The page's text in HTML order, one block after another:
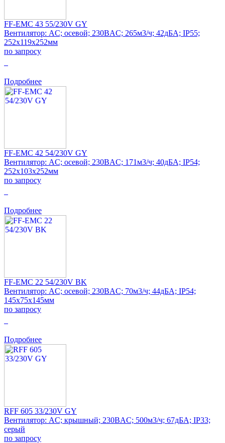
FF-EMC 43 55/230V GY
Вентилятор: AC; осевой; 230ВAC; 265м3/ч; 42дБА; IP55;
252x119x252мм
по запросу
Подробнее
FF-EMC 42 54/230V GY
Вентилятор: AC; осевой; 230ВAC; 171м3/ч; 40дБА; IP54;
252x103x252мм
по запросу
Подробнее
FF-EMC 22 54/230V BK
Вентилятор: AC; осевой; 230ВAC; 70м3/ч; 44дБА; IP54;
145x75x145мм
по запросу
Подробнее
RFF 605 33/230V GY
Вентилятор: AC; крышный; 230ВAC; 500м3/ч; 67дБА; IP33;
серый
по запросу